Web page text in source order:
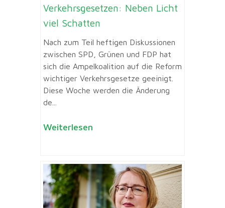
Verkehrsgesetzen: Neben Licht
viel Schatten
Nach zum Teil heftigen Diskussionen
zwischen SPD, Grünen und FDP hat
sich die Ampelkoalition auf die Reform
wichtiger Verkehrsgesetze geeinigt.
Diese Woche werden die Änderung
de...
Weiterlesen